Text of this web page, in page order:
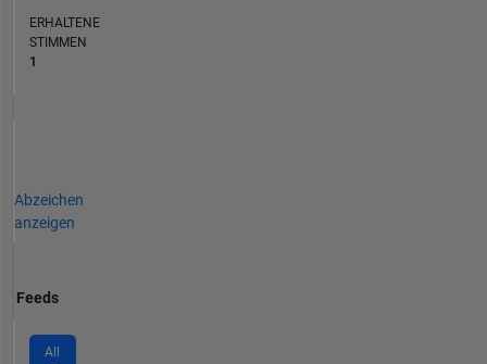
ERHALTENE
STIMMEN
1
Abzeichen
anzeigen
Feeds
All